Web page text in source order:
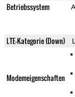
Betriebssystem
LTE-Kategorie (Down)
Modemeigenschaften